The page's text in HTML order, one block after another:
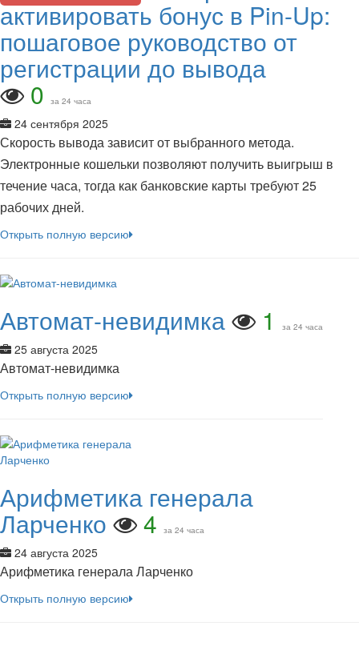
активировать бонус в Pin-Up:
пошаговое руководство от
регистрации до вывода
0 за 24 часа
24 сентября 2025
Скорость вывода зависит от выбранного метода.
Электронные кошельки позволяют получить выигрыш в
течение часа, тогда как банковские карты требуют 25
рабочих дней.
Открыть полную версию
Автомат-невидимка 1 за 24 часа
25 августа 2025
Автомат-невидимка
Открыть полную версию
Арифметика генерала
Ларченко 4 за 24 часа
24 августа 2025
Арифметика генерала Ларченко
Открыть полную версию